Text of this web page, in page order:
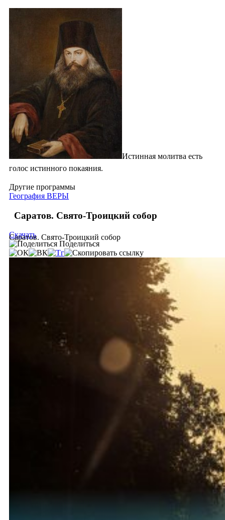
Истинная молитва есть
голос истинного покаяния.
Другие программы
География ВЕРЫ
Саратов. Свято-Троицкий собор
Саратов. Свято-Троицкий собор
Скачать
Поделиться